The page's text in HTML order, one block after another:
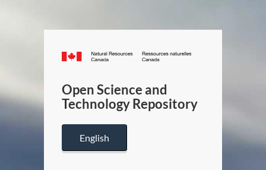
Canada.ca
/
Canada
Open Science and
Technology Repository
English